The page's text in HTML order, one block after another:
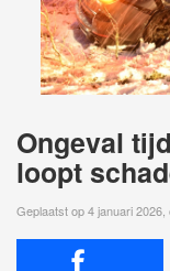
Ongeval
loopt
Geplaatst op 4 januari